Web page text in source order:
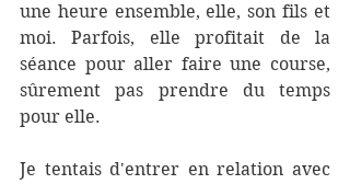
une heure ensemble, elle, son fils et
moi. Parfois, elle profitait de la
séance pour aller faire une course,
sûrement pas prendre du temps
pour elle.
Je tentais d'entrer en relation avec